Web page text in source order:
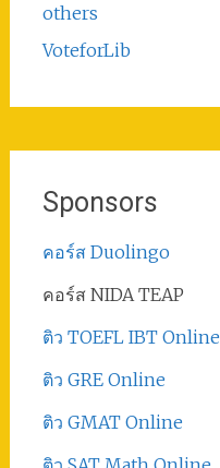
others
VoteforLib
Sponsors
คอร์ส Duolingo
คอร์ส NIDA TEAP
ติว TOEFL IBT Online
ติว GRE Online
ติว GMAT Online